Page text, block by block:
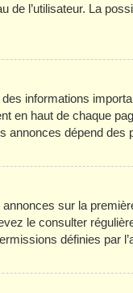
de l’utilisateur. La
informations
en haut de chaque
annonces dépend des
sur la
le consulter
définies par